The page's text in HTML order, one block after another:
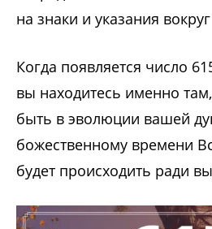
на знаки и указания
Когда появляется число
вы находитесь именно
быть в эволюции вашей
божественному времени
будет происходить ради